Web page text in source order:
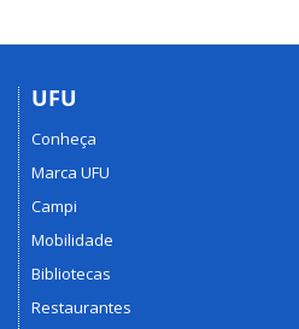
UFU
Conheça
Marca UFU
Campi
Mobilidade
Bibliotecas
Restaurantes